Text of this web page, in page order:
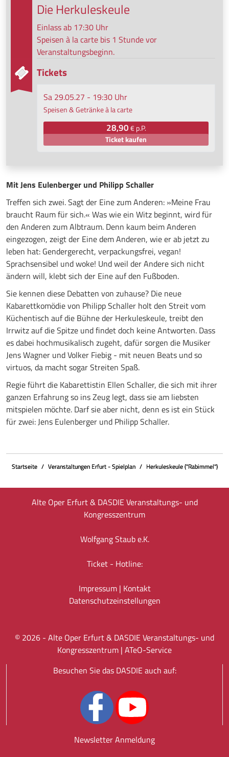
Mit Jens Eulenberger und Philipp Schaller
Treffen sich zwei. Sagt der Eine zum Anderen: »Meine Frau
braucht Raum für sich.« Was wie ein Witz beginnt, wird für
den Anderen zum Albtraum. Denn kaum beim Anderen
eingezogen, zeigt der Eine dem Anderen, wie er ab jetzt zu
leben hat: Gendergerecht, verpackungsfrei, vegan!
Sprachsensibel und woke! Und weil der Andere sich nicht
ändern will, klebt sich der Eine auf den Fußboden.
Sie kennen diese Debatten von zuhause? Die neue
Kabarettkomödie von Philipp Schaller holt den Streit vom
Küchentisch auf die Bühne der Herkuleskeule, treibt den
Irrwitz auf die Spitze und findet doch keine Antworten. Dass
es dabei hochmusikalisch zugeht, dafür sorgen die Musiker
Jens Wagner und Volker Fiebig - mit neuen Beats und so
virtuos, da macht sogar Streiten Spaß.
Regie führt die Kabarettistin Ellen Schaller, die sich mit ihrer
ganzen Erfahrung so ins Zeug legt, dass sie am liebsten
mitspielen möchte. Darf sie aber nicht, denn es ist ein Stück
für zwei: Jens Eulenberger und Philipp Schaller.
Die Herkuleskeule
Einlass ab 17:30 Uhr
Speisen à la carte bis 1 Stunde vor
Veranstaltungsbeginn.
Tickets
Sa 29.05.27 - 19:30 Uhr
Speisen & Getränke à la carte
28,90€ p.P.
Ticket kaufen
Startseite Veranstaltungen Erfurt - Spielplan Herkuleskeule ("Rabimmel")
Alte Oper Erfurt & DASDIE Veranstaltungs- und
Kongresszentrum
Wolfgang Staub e.K.
Ticket - Hotline:
Impressum| Kontakt
Datenschutz­einstellungen
© 2026 - Alte Oper Erfurt & DASDIE Veranstaltungs- und
Kongresszentrum | ATeO-Service
Besuchen Sie das DASDIE auch auf:
Newsletter Anmeldung